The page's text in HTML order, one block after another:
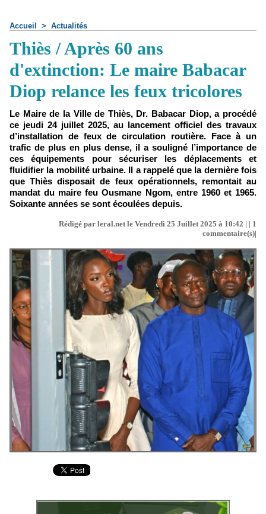
Accueil > Actualités
Thiès / Après 60 ans
d'extinction: Le maire Babacar
Diop relance les feux tricolores
Le Maire de la Ville de Thiès, Dr. Babacar Diop, a procédé
ce jeudi 24 juillet 2025, au lancement officiel des travaux
d’installation de feux de circulation routière. Face à un
trafic de plus en plus dense, il a souligné l’importance de
ces équipements pour sécuriser les déplacements et
fluidifier la mobilité urbaine. Il a rappelé que la dernière fois
que Thiès disposait de feux opérationnels, remontait au
mandat du maire feu Ousmane Ngom, entre 1960 et 1965.
Soixante années se sont écoulées depuis.
Rédigé par leral.net le Vendredi 25 Juillet 2025 à 10:42 | | 1
commentaire(s)|